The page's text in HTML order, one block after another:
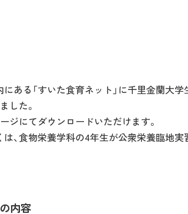
ある「すいた食育ネット」に千里金蘭大
した。
ジにてダウンロードいただけます。
、食物栄養学科の4年生が公衆栄養臨地
内容